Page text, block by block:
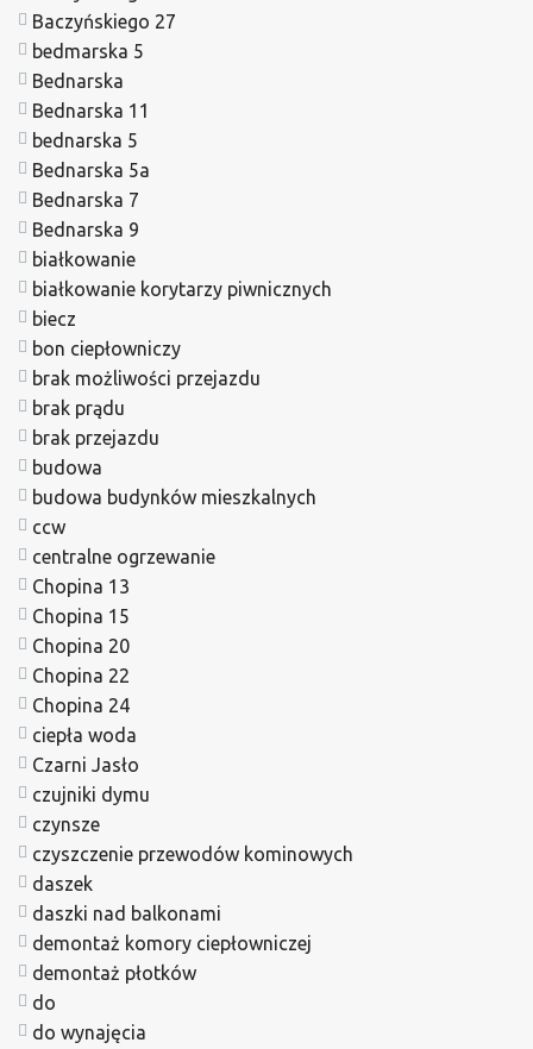
Baczyńskiego 27
bedmarska 5
Bednarska
Bednarska 11
bednarska 5
Bednarska 5a
Bednarska 7
Bednarska 9
białkowanie
białkowanie korytarzy piwnicznych
biecz
bon ciepłowniczy
brak możliwości przejazdu
brak prądu
brak przejazdu
budowa
budowa budynków mieszkalnych
ccw
centralne ogrzewanie
Chopina 13
Chopina 15
Chopina 20
Chopina 22
Chopina 24
ciepła woda
Czarni Jasło
czujniki dymu
czynsze
czyszczenie przewodów kominowych
daszek
daszki nad balkonami
demontaż komory ciepłowniczej
demontaż płotków
do
do wynajęcia